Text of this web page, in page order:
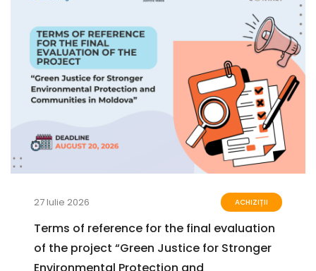
27 Iulie 2026 ACHIZIȚII
Terms of reference for the final evaluation
of the project “Green Justice for Stronger